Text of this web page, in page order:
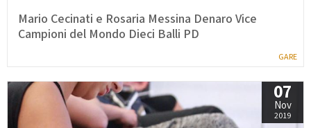
GARE
Mario Cecinati e Rosaria Messina Denaro Vice
Campioni del Mondo Dieci Balli PD
07
Nov
2019